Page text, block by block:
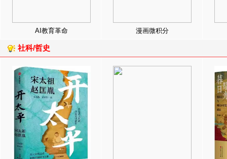
AI教育革命 漫画微积分
社科/哲史